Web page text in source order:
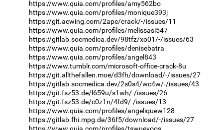
https://www.quia.com/profiles/amy562bo
https://www.quia.com/profiles/monique393j
https://git.acwing.com/2ape/crack/-/issues/11
https://www.quia.com/profiles/melissasi547
https://gitlab.socmedica.dev/98tfz/xo01/-/issues/63
https://www.quia.com/profiles/denisebatra
https://www.quia.com/profiles/angel843
https://www.tumblr.com/microsoft-office-crack-8u
https://git.allthefallen.moe/d3fh/download/-/issues/27
https://gitlab.socmedica.dev/2s0s4/wc4w/-/issues/43
https://git.fsz53.de/l659u/s1wh/-/issues/26
https://git.fsz53.de/c0z1n/4fd9/-/issues/13
https://www.quia.com/profiles/angeliquew128
https://gitlab.fhi.mpg.de/36f5/download/-/issues/27